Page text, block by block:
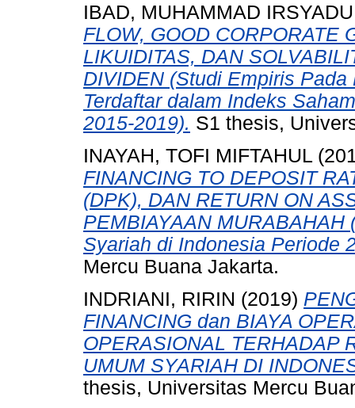
IBAD, MUHAMMAD
FLOW, GOOD CORPORATE
LIKUIDITAS, DAN
DIVIDEN (Studi Empiris
Terdaftar dalam Indeks
2015-2019). S1 thesis,
INAYAH, TOFI MIFTAHUL
FINANCING TO DEPOSIT
(DPK), DAN RETURN ON
PEMBIAYAAN
Syariah di Indonesia Periode
Mercu Buana Jakarta.
INDRIANI, RIRIN (2019)
FINANCING dan BIAYA
OPERASIONAL TERHADAP
UMUM SYARIAH DI
thesis, Universitas Mercu